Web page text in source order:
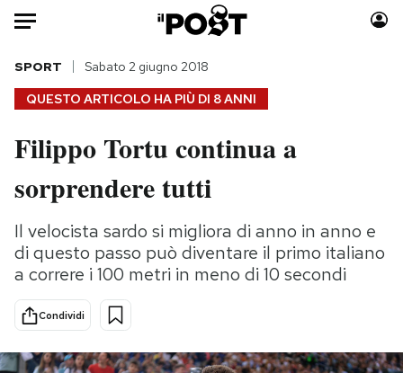
Auto
HOME
Italia
Politica
Tecnologia
Internet
Scienza
Cultura
Economia
Sport
Moda
Storie/Idee
Ok Boomer!
Media
Mondiali calcio 2026
QUESTO ARTICOLO HA PIÙ DI 8 ANNI
SPORT Sabato 2 giugno 2018
Filippo Tortu continua a
sorprendere tutti
Il velocista sardo si migliora di anno in anno e
di questo passo può diventare il primo italiano
a correre i 100 metri in meno di 10 secondi
Condividi